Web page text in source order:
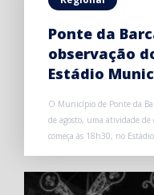
Ponte da
observação
Estádio
O Município de Ponte da
de agosto, uma atividade de
começa às 18h30, no